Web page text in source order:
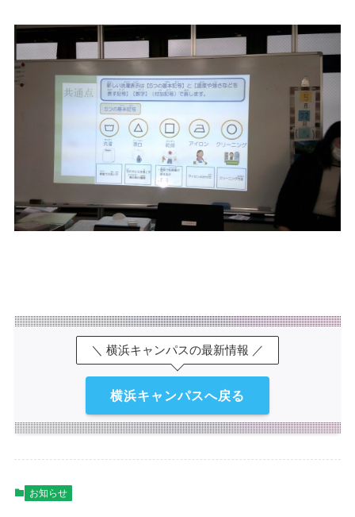
＼ 横浜キャンパスの最新情報 ／
横浜キャンパスへ戻る
お知らせ